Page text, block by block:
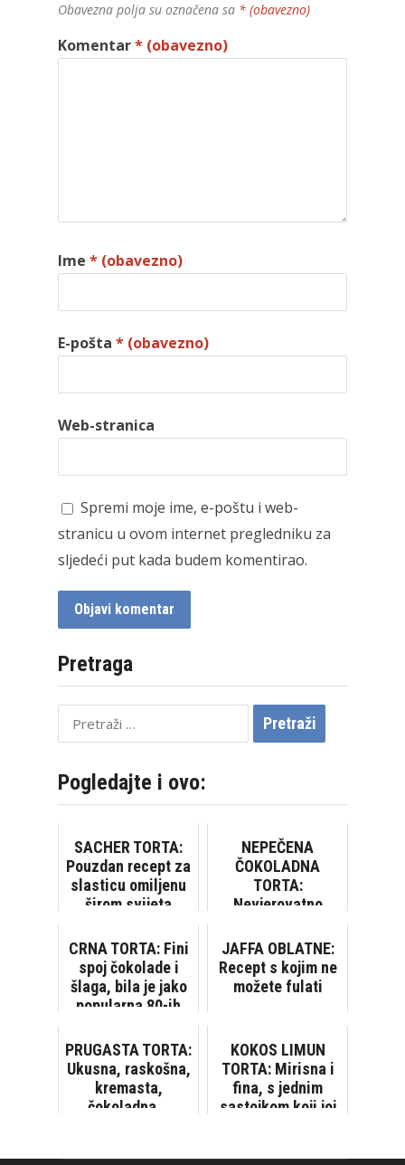
Obavezna polja su označena sa * (obavezno)
Komentar* (obavezno)
Ime * (obavezno)
E-pošta * (obavezno)
Web-stranica
Spremi moje ime, e-poštu i web-
stranicu u ovom internet pregledniku za
sljedeći put kada budem komentirao.
Pretraga
Pretraži:
Pogledajte i ovo:
SACHER TORTA:
Pouzdan recept za
slasticu omiljenu
širom svijeta
NEPEČENA
ČOKOLADNA
TORTA:
Nevjerovatno
oduševit ćete se!
[VIDEO]
CRNA TORTA: Fini
spoj čokolade i
šlaga, bila je jako
popularna 80-ih
JAFFA OBLATNE:
Recept s kojim ne
možete fulati
PRUGASTA TORTA:
Ukusna, raskošna,
kremasta,
čokoladna...
KOKOS LIMUN
TORTA: Mirisna i
fina, s jednim
sastojkom koji joj